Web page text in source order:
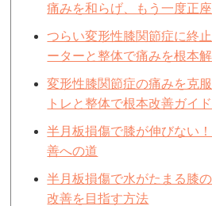
痛みを和らげ、もう一度正
つらい変形性膝関節症に終
ーターと整体で痛みを根本
変形性膝関節症の痛みを克
トレと整体で根本改善ガイド
半月板損傷で膝が伸びない
善への道
半月板損傷で水がたまる膝
改善を目指す方法